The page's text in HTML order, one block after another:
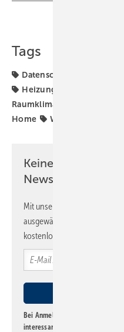
Tags
Datenschutz
Heizung
Raumklima
Home
Wärmepumpe
Keine Zeit? Kein
Newsletter!
Mit unserem Newsletter
ausgewählte Informationen
kostenlos direkt ins Postfach.
Bei Anmeldung zu diesem
interessante Verlags- und